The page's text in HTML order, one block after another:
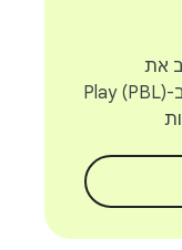
את
האפליקציה עם ספריית החיובים ב-Play (PBL)